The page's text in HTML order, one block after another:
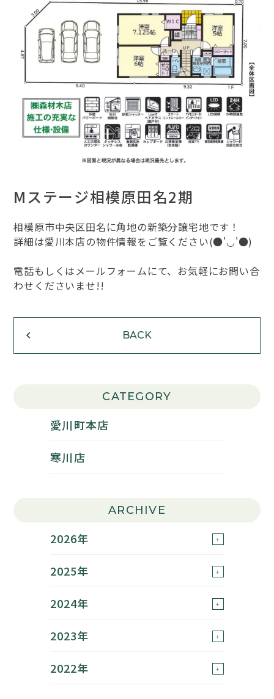
Mステージ相模原田名2期
相模原市中央区田名に角地の新築分譲宅地です！
詳細は愛川本店の物件情報をご覧ください(●'◡'●)
電話もしくはメールフォームにて、お気軽にお問い合
わせくださいませ!!
BACK
CATEGORY
愛川町本店
寒川店
ARCHIVE
2026年
2025年
2024年
2023年
2022年